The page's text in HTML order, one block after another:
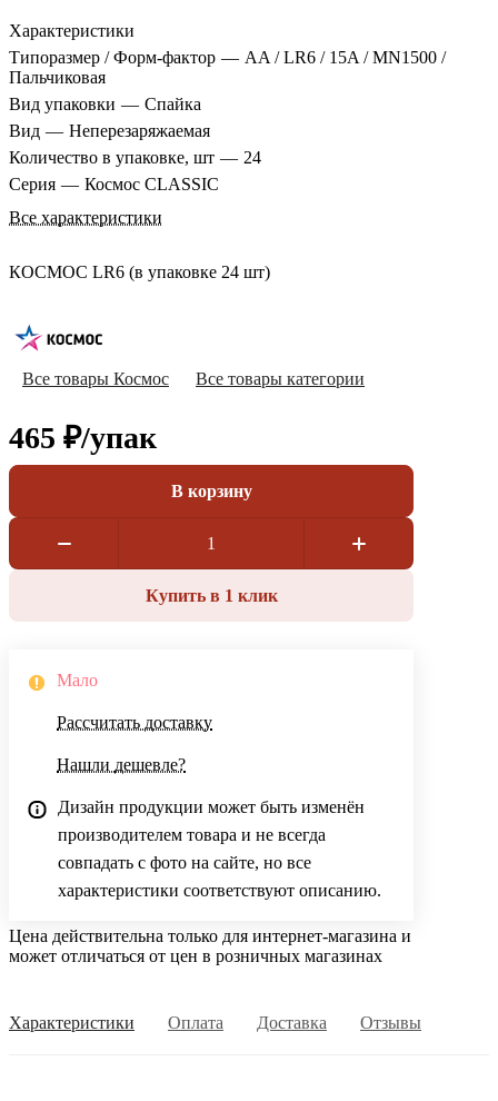
Характеристики
Типоразмер / Форм-фактор — AA / LR6 / 15A / MN1500 /
Пальчиковая
Вид упаковки — Спайка
Вид — Неперезаряжаемая
Количество в упаковке, шт — 24
Серия — Космос CLASSIC
Все характеристики
КОСМОС LR6 (в упаковке 24 шт)
Все товары Космос Все товары категории
465 ₽/упак
В корзину
Купить в 1 клик
Мало
Рассчитать доставку
Нашли дешевле?
Дизайн продукции может быть изменён
производителем товара и не всегда
совпадать с фото на сайте, но все
характеристики соответствуют описанию.
Цена действительна только для интернет-магазина и
может отличаться от цен в розничных магазинах
Характеристики Оплата Доставка Отзывы